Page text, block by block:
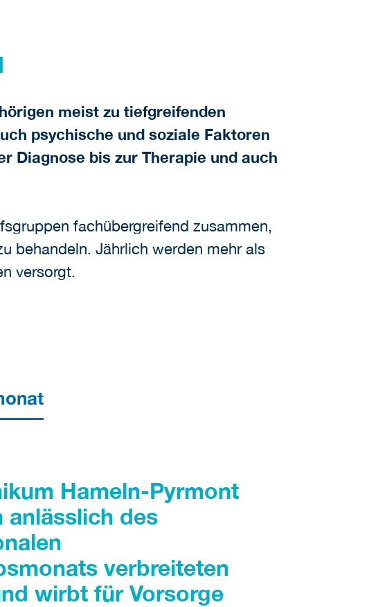
meist zu tiefgreifenden
psychische und soziale Faktoren
Diagnose bis zur Therapie und auch
fachübergreifend zusammen,
behandeln. Jährlich werden mehr als
versorgt.
Hameln-Pyrmont
anlässlich des
verbreiteten
wirbt für Vorsorge